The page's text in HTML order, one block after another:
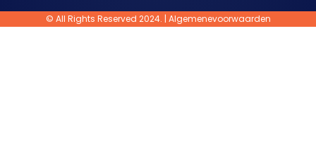
© All Rights Reserved 2024. | Algemenevoorwaarden